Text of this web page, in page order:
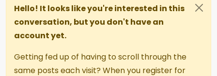
Hello! It looks like you're interested in this
conversation, but you don't have an
account yet.
Getting fed up of having to scroll through the
same posts each visit? When you register for